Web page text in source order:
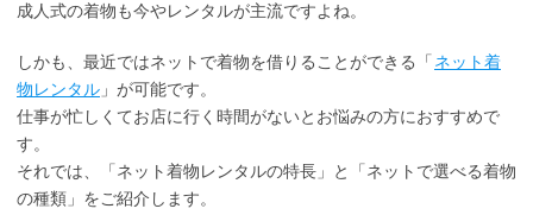
成人式の着物も今やレンタルが主流ですよね。
しかも、最近ではネットで着物を借りることができる「 ネット着
物レンタル 」が可能です。
仕事が忙しくてお店に行く時間がないとお悩みの方におすすめで
す。
それでは、「ネット着物レンタルの特長」と「ネットで選べる着物
の種類」をご紹介します。